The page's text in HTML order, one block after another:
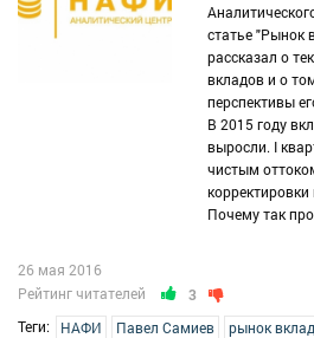
статье "Рынок
рассказал о
вкладов и о
перспективы
В 2015 году
выросли. I
чистым
Почему так
Рейтинг читателей 3
26 мая 2016
Теги: НАФИ Павел Самиев рынок